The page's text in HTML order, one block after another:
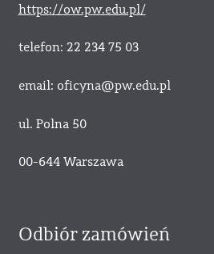
https://ow.pw.edu.pl/
telefon: 22 234 75 03
email: oficyna@pw.edu.pl
ul. Polna 50
00-644 Warszawa
Odbiór zamówień